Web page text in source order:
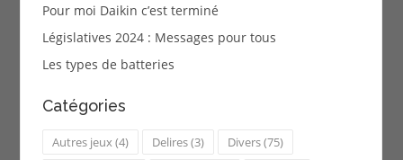
Pour moi Daikin c’est terminé
Législatives 2024 : Messages pour tous
Les types de batteries
Catégories
Autres jeux(4) Delires(3) Divers(75)